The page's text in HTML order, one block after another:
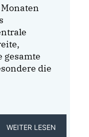
gesamte
die
WEITER LESEN